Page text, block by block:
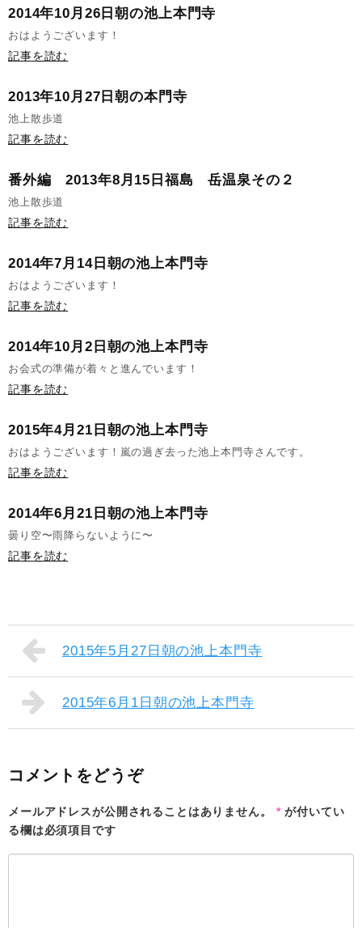
2014年10月26日朝の池上本門寺
おはようございます！
記事を読む
2013年10月27日朝の本門寺
池上散歩道
記事を読む
番外編 2013年8月15日福島 岳温泉その２
池上散歩道
記事を読む
2014年7月14日朝の池上本門寺
おはようございます！
記事を読む
2014年10月2日朝の池上本門寺
お会式の準備が着々と進んでいます！
記事を読む
2015年4月21日朝の池上本門寺
おはようございます！嵐の過ぎ去った池上本門寺さんです。
記事を読む
2014年6月21日朝の池上本門寺
曇り空〜雨降らないように〜
記事を読む
2015年5月27日朝の池上本門寺
2015年6月1日朝の池上本門寺
コメントをどうぞ
メールアドレスが公開されることはありません。 *が付いてい
る欄は必須項目です